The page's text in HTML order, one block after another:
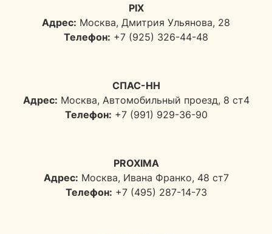
PIX
Адрес: Москва, Дмитрия Ульянова, 28
Телефон: +7 (925) 326-44-48
СПАС-НН
Адрес: Москва, Автомобильный проезд, 8 ст4
Телефон: +7 (991) 929-36-90
PROXIMA
Адрес: Москва, Ивана Франко, 48 ст7
Телефон: +7 (495) 287-14-73